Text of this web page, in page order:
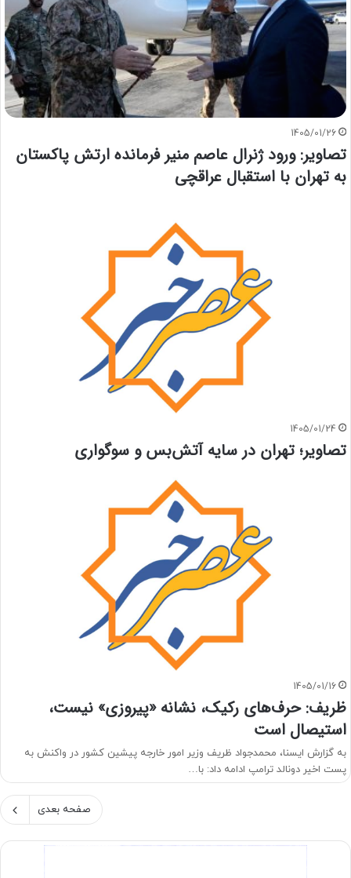
1405/01/26
تصاویر: ورود ژنرال عاصم منیر فرمانده ارتش پاکستان
به تهران با استقبال عراقچی
1405/01/24
تصاویر؛ تهران در سایه آتش‌بس و سوگواری
1405/01/16
ظریف: حرف‌های رکیک، نشانه «پیروزی» نیست،
استیصال است
به گزارش ایسنا، محمدجواد ظریف وزیر امور خارجه پیشین کشور در واکنش به
پست اخیر دونالد ترامپ ادامه داد: با…
صفحه بعدی